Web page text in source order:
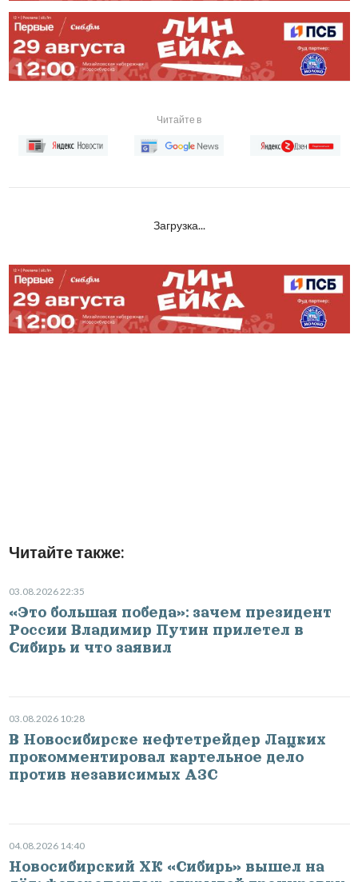
Читайте в
Загрузка...
Читайте также:
03.08.2026 22:35
«Это большая победа»: зачем президент
России Владимир Путин прилетел в
Сибирь и что заявил
03.08.2026 10:28
В Новосибирске нефтетрейдер Лацких
прокомментировал картельное дело
против независимых АЗС
04.08.2026 14:40
Новосибирский ХК «Сибирь» вышел на